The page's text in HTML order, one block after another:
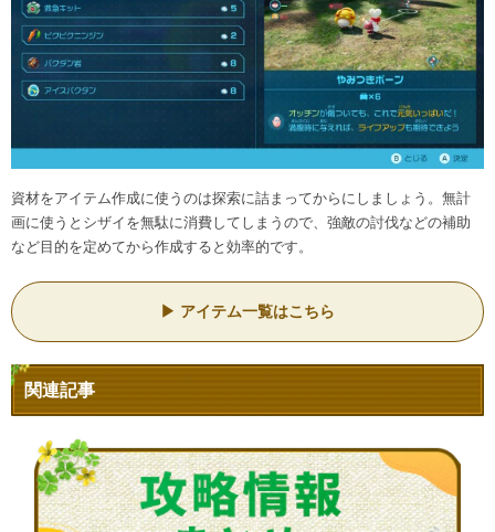
資材をアイテム作成に使うのは探索に詰まってからにしましょう。無計
画に使うとシザイを無駄に消費してしまうので、強敵の討伐などの補助
など目的を定めてから作成すると効率的です。
アイテム一覧はこちら
関連記事